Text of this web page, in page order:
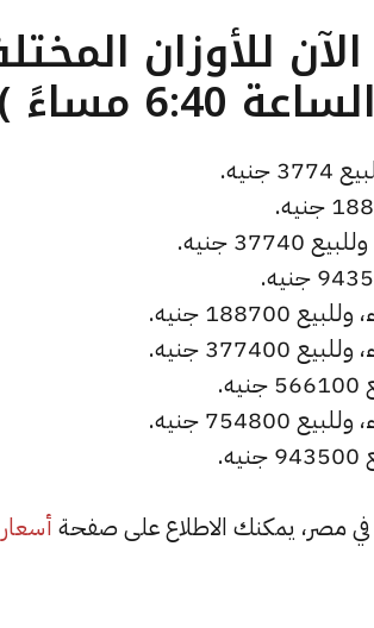
ما هو سعر الذهب عيار 21 الآن للأوزان
أسعار